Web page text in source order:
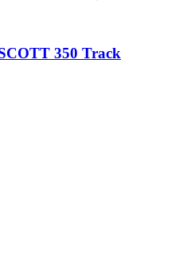
350 Track